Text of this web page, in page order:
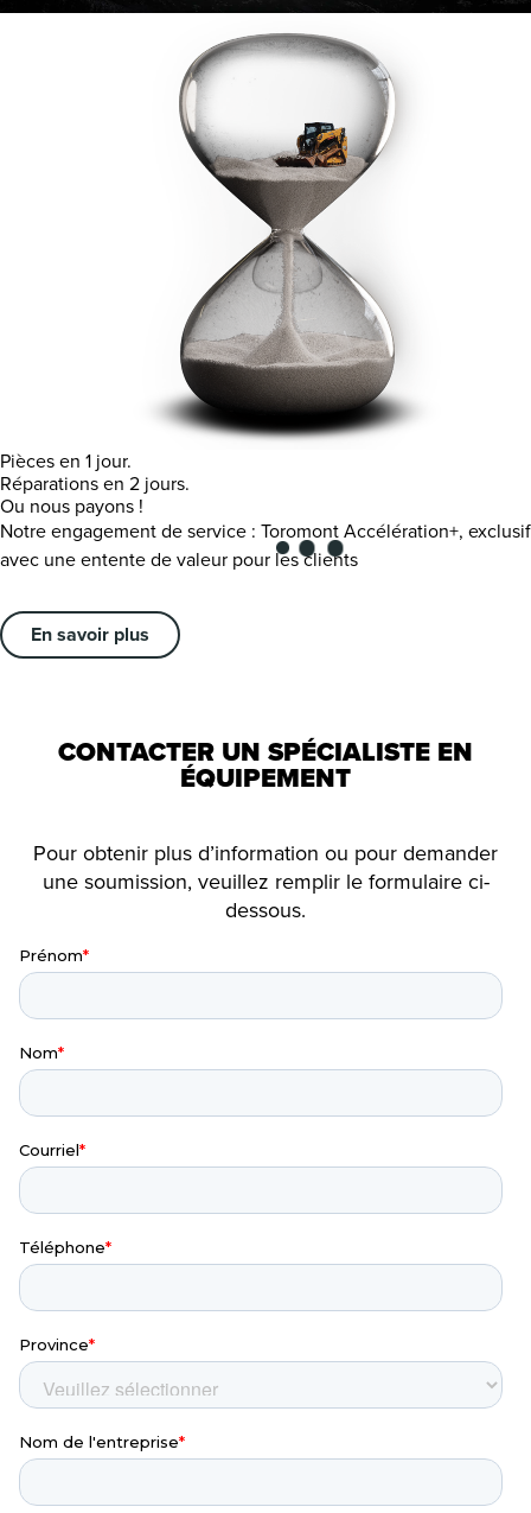
Pièces en 1 jour.
Réparations en 2 jours.
Ou nous payons !
Notre engagement de service : Toromont Accélération+, exclusif
avec une entente de valeur pour les clients
En savoir plus
CONTACTER UN SPÉCIALISTE EN
ÉQUIPEMENT
Pour obtenir plus d’information ou pour demander
une soumission, veuillez remplir le formulaire ci-
dessous.